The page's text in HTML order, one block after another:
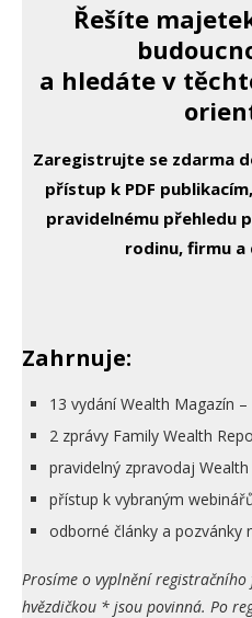
Řešíte
a hledáte v
Zaregistrujte se zdarma
přístup k PDF
pravidelnému přehledu
rodinu, firmu a
Zahrnuje:
13 vydání Wealth Magazín
2 zprávy Family Wealth
pravidelný zpravodaj
přístup k vybraným
odborné články a pozvánky
Prosíme o vyplnění
hvězdičkou * jsou povinná. Po